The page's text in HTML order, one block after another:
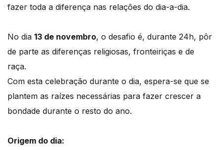
fazer toda a diferença nas relações do dia-a-dia.
No dia 13 de novembro, o desafio é, durante 24h, pôr
de parte as diferenças religiosas, fronteiriças e de
raça.
Com esta celebração durante o dia, espera-se que se
plantem as raízes necessárias para fazer crescer a
bondade durante o resto do ano.
Origem do dia: